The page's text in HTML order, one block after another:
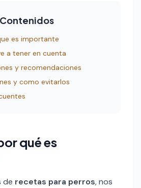
es importante
a tener en cuenta
y recomendaciones
y como evitarlos
qué es
de recetas para perros, nos